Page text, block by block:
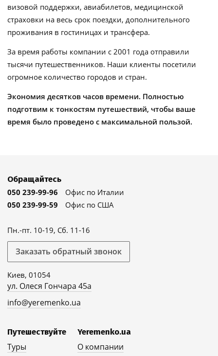
визовой поддержки, авиабилетов, медицинской
страховки на весь срок поездки, дополнительного
проживания в гостиницах и трансфера.
За время работы компании с 2001 года отправили
тысячи путешественников. Наши клиенты посетили
огромное количество городов и стран.
Экономия десятков часов времени. Полностью
подготвим к тонкостям путешествий, чтобы ваше
время было проведено с максимальной пользой.
Обращайтесь
050 239-99-96
Офис по Италии
050 239-99-59
Офис по США
Пн.-пт. 10-19, Сб. 11-16
Заказать обратный звонок
Киев, 01054
ул. Олеся Гончара 45а
info@yeremenko.ua
Путешествуйте
Туры
Yeremenko.ua
О компании